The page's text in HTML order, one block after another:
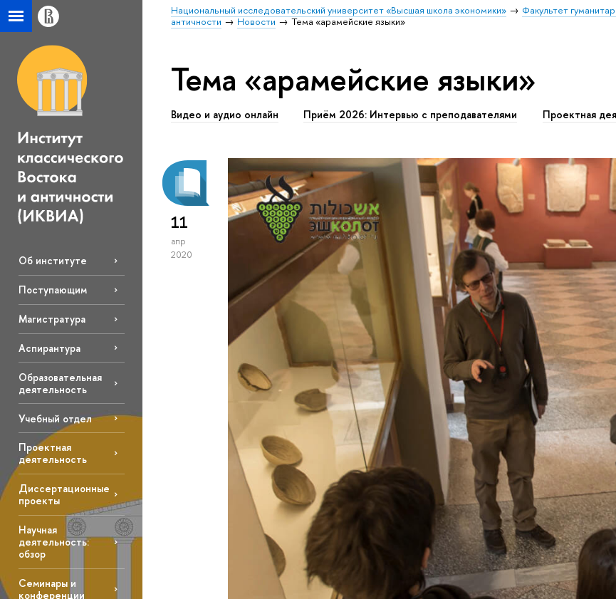
Национальный исследовательский университет «Высшая школа экономики» Факультет
античности
Новости Тема «арамейские языки»
Об институте
Поступающим
Магистратура
Аспирантура
Образовательная
деятельность
Учебный отдел
Проектная
деятельность
Диссертационные
проекты
Научная
деятельность:
обзор
Семинары и
конференции
Тема «арамейские языки»
Видео и аудио онлайн Приём 2026: Интервью с преподавателями Проектная
11
апр
2020